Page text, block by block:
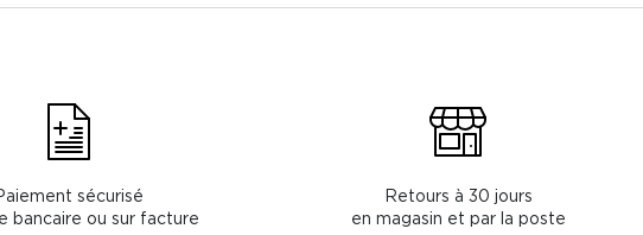
sécurisé
bancaire ou sur facture
Retours à 30 jours
en magasin et par la poste